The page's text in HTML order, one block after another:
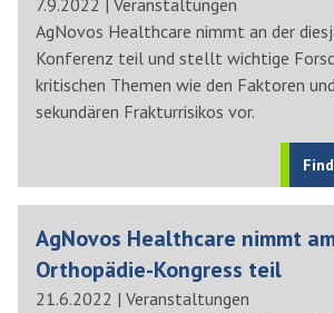
7.9.2022 | Veranstaltungen
AgNovos Healthcare nimmt an der
Konferenz teil und stellt wichtige
kritischen Themen wie den Faktoren
sekundären Frakturrisikos vor.
AgNovos Healthcare nimmt
Orthopädie-Kongress teil
21.6.2022 | Veranstaltungen